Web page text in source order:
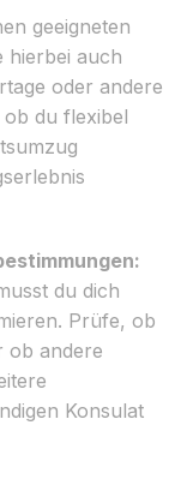
geeigneten
hierbei auch
oder andere
du flexibel
du dich
Prüfe, ob
ob andere
Konsulat